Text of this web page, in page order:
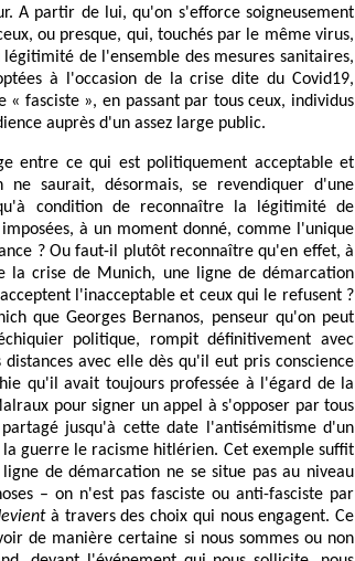
A partir de lui, qu'on s'efforce soigneusement
ou presque, qui, touchés par le même virus,
de l'ensemble des mesures sanitaires,
à l'occasion de la crise dite du Covid19,
fasciste », en passant par tous ceux, individus
auprès d'un assez large public.
entre ce qui est politiquement acceptable et
saurait, désormais, se revendiquer d'une
condition de reconnaître la légitimité de
à un moment donné, comme l'unique
? Ou faut-il plutôt reconnaître qu'en effet, à
la crise de Munich, une ligne de démarcation
l'inacceptable et ceux qui le refusent ?
que Georges Bernanos, penseur qu'on peut
politique, rompit définitivement avec
avec elle dès qu'il eut pris conscience
qu'il avait toujours professée à l'égard de la
pour signer un appel à s'opposer par tous
jusqu'à cette date l'antisémitisme d'un
guerre le racisme hitlérien. Cet exemple suffit
de démarcation ne se situe pas au niveau
– on n'est pas fasciste ou anti-fasciste par
à travers des choix qui nous engagent. Ce
de manière certaine si nous sommes ou non